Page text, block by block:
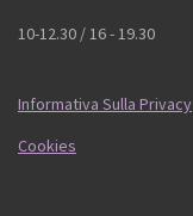
10-12.30 / 16 - 19.30
Informativa Sulla Privacy
Cookies